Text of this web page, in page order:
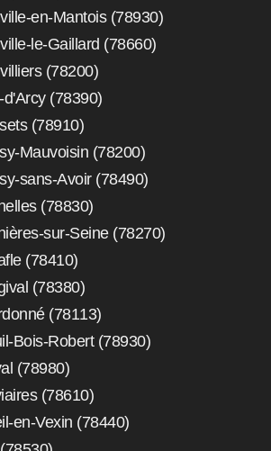
en-Mantois (78930)
le-Gaillard (78660)
(78200)
(78390)
(78910)
Mauvoisin (78200)
sans-Avoir (78490)
(78830)
sur-Seine (78270)
(78410)
(78380)
(78113)
Bois-Robert (78930)
(78980)
(78610)
en-Vexin (78440)